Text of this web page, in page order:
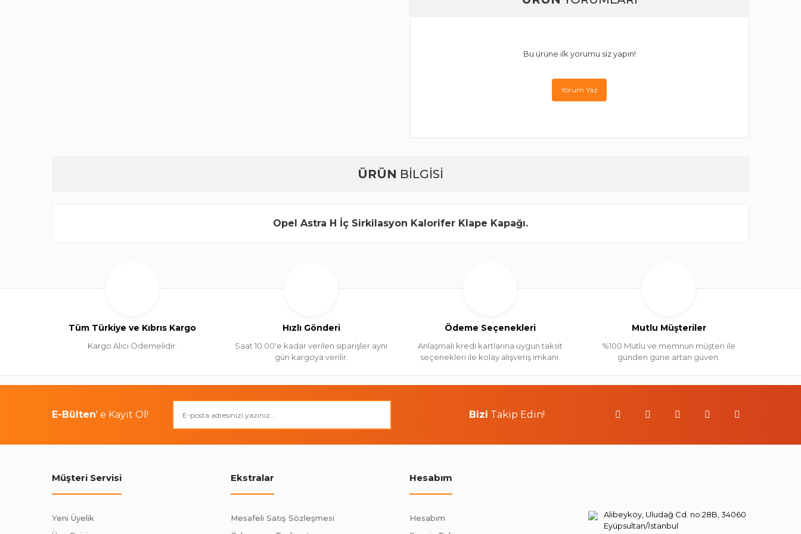
Bu ürüne ilk yorumu siz yapın!
Yorum Yaz
ÜRÜN BİLGİSİ
Opel Astra H İç Sirkilasyon Kalorifer Klape Kapağı.
Tüm Türkiye ve Kıbrıs Kargo
Kargo Alıcı Ödemelidir.
Hızlı Gönderi
Saat 10.00'e kadar verilen siparişler aynı
gün kargoya verilir.
Ödeme Seçenekleri
Anlaşmalı kredi kartlarına uygun taksit
seçenekleri ile kolay alışveriş imkanı.
Mutlu Müşteriler
%100 Mutlu ve memnun müşteri ile
günden güne artan güven.
E-Bülten' e Kayıt Ol! Bizi Takip Edin!
Müşteri Servisi
Yeni Üyelik
Ekstralar
Mesafeli Satış Sözleşmesi
Hesabım
Hesabım
Alibeyköy, Uludağ Cd. no:28B, 34060
Eyüpsultan/İstanbul